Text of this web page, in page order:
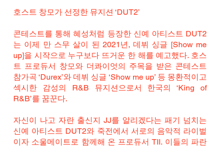
호스트 창모가 선정한 뮤지션 ‘DUT2’
콘테스트를 통해 혜성처럼 등장한 신예 아티스트 DUT2
는 이제 만 스무 살이 된 2021년, 데뷔 싱글 [Show me
up]을 시작으로 누구보다 뜨거운 한 해를 예고했다. 호스
트 프로듀서 창모와 더콰이엇의 주목을 받은 콘테스트
참가곡 ‘Durex’와 데뷔 싱글 ‘Show me up’ 등 몽환적이고
섹시한 감성의 R&B 뮤지션으로서 한국의 ‘King of
R&B’를 꿈꾼다.
자신이 나고 자란 출신지 JJ를 알리겠다는 패기 넘치는
신예 아티스트 DUT2와 죽전에서 서로의 음악적 라이벌
이자 소울메이트로 함께해 온 프로듀서 TII. 이들의 파란